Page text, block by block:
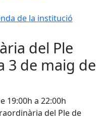
de la institució
del Ple
3 de maig de
19:00h a 22:00h
del Ple de